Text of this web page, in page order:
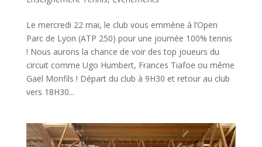
Le mercredi 22 mai, le club vous emmène à l’Open
Parc de Lyon (ATP 250) pour une journée 100% tennis
! Nous aurons la chance de voir des top joueurs du
circuit comme Ugo Humbert, Frances Tiafoe ou même
Gaël Monfils ! Départ du club à 9H30 et retour au club
vers 18H30...